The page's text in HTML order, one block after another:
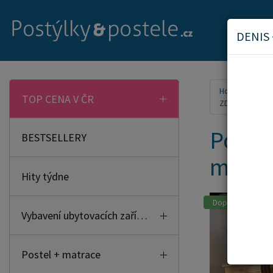
TOP CENA V ČR
BESTSELLERY
Hity týdne
Vybavení ubytovacích zařízení
Postel + matrace
Home
ZDARMA
Doporučujeme
DENIS